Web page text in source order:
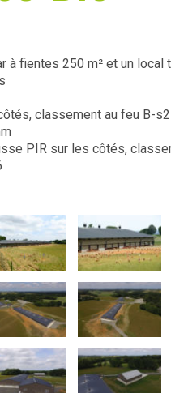
à fientes 250 m² et un local
classement au feu B-
PIR sur les côtés,